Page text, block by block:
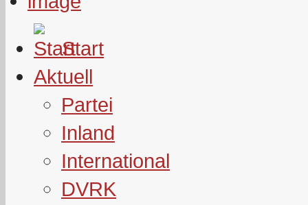
Start
Aktuell
Partei
Inland
International
DVRK